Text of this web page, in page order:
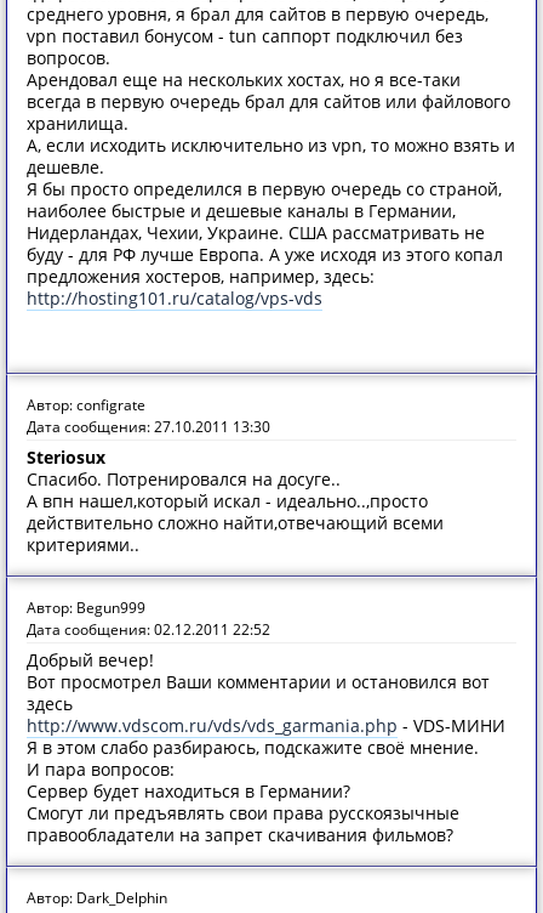
среднего уровня, я брал для сайтов в первую очередь,
vpn поставил бонусом - tun саппорт подключил без
вопросов.
Арендовал еще на нескольких хостах, но я все-таки
всегда в первую очередь брал для сайтов или файлового
хранилища.
А, если исходить исключительно из vpn, то можно взять и
дешевле.
Я бы просто определился в первую очередь со страной,
наиболее быстрые и дешевые каналы в Германии,
Нидерландах, Чехии, Украине. США рассматривать не
буду - для РФ лучше Европа. А уже исходя из этого копал
предложения хостеров, например, здесь:
http://hosting101.ru/catalog/vps-vds
Автор: configrate
Дата сообщения: 27.10.2011 13:30
Steriosux
Спасибо. Потренировался на досуге..
А впн нашел,который искал - идеально..,просто
действительно сложно найти,отвечающий всеми
критериями..
Автор: Begun999
Дата сообщения: 02.12.2011 22:52
Добрый вечер!
Вот просмотрел Ваши комментарии и остановился вот
здесь
http://www.vdscom.ru/vds/vds_garmania.php - VDS-МИНИ
Я в этом слабо разбираюсь, подскажите своё мнение.
И пара вопросов:
Сервер будет находиться в Германии?
Смогут ли предъявлять свои права русскоязычные
правообладатели на запрет скачивания фильмов?
Автор: Dark_Delphin